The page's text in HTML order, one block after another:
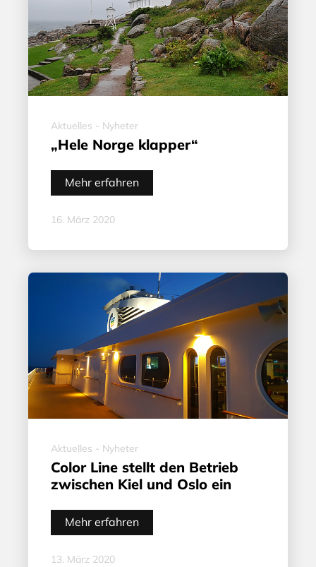
Aktuelles - Nyheter
„Hele Norge klapper“
Mehr erfahren
16. März 2020
Aktuelles - Nyheter
Color Line stellt den Betrieb
zwischen Kiel und Oslo ein
Mehr erfahren
13. März 2020